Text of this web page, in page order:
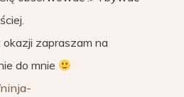
okazji zapraszam na
do mnie